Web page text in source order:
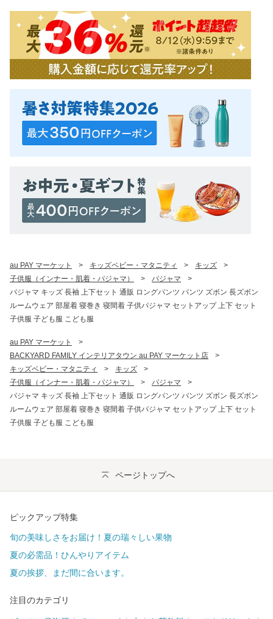
au PAY マーケット > キッズベビー・マタニティ > キッズ
>
子供服（インナー・肌着・パジャマ）
> パジャマ
>
パジャマ キッズ 長袖 上下セット 通販 ロングパンツ パンツ ズボン 長ズボン
ルームウェア 部屋着 寝巻き 寝間着 子供パジャマ セットアップ 上下 セット
子供服 子ども服 こども服
au PAY マーケット
>
BACKYARD FAMILY インテリアタウン au PAY マーケット店
>
キッズベビー・マタニティ
> キッズ
>
子供服（インナー・肌着・パジャマ）
> パジャマ
>
パジャマ キッズ 長袖 上下セット 通販 ロングパンツ パンツ ズボン 長ズボン
ルームウェア 部屋着 寝巻き 寝間着 子供パジャマ セットアップ 上下 セット
子供服 子ども服 こども服
ページトップへ
ピックアップ特集
旬の美味しさをお届け！夏の瑞々しい果物
夏の必需品！ひんやりアイテム
夏の挨拶、まだ間に合います。
注目のカテゴリ